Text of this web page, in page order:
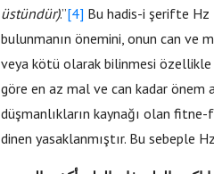
üstündür).”[4] Bu hadis-i şerifte Hz
bulunmanın önemini, onun can ve
veya kötü olarak bilinmesi
göre en az mal ve can kadar önem
düşmanlıkların kaynağı olan
dinen yasaklanmıştır. Bu sebeple